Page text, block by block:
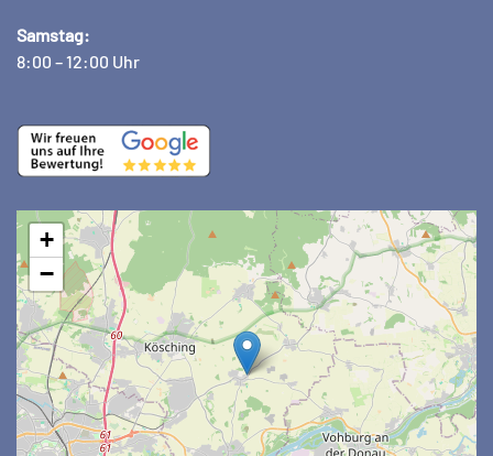
Samstag:
8:00 – 12:00 Uhr
+
−